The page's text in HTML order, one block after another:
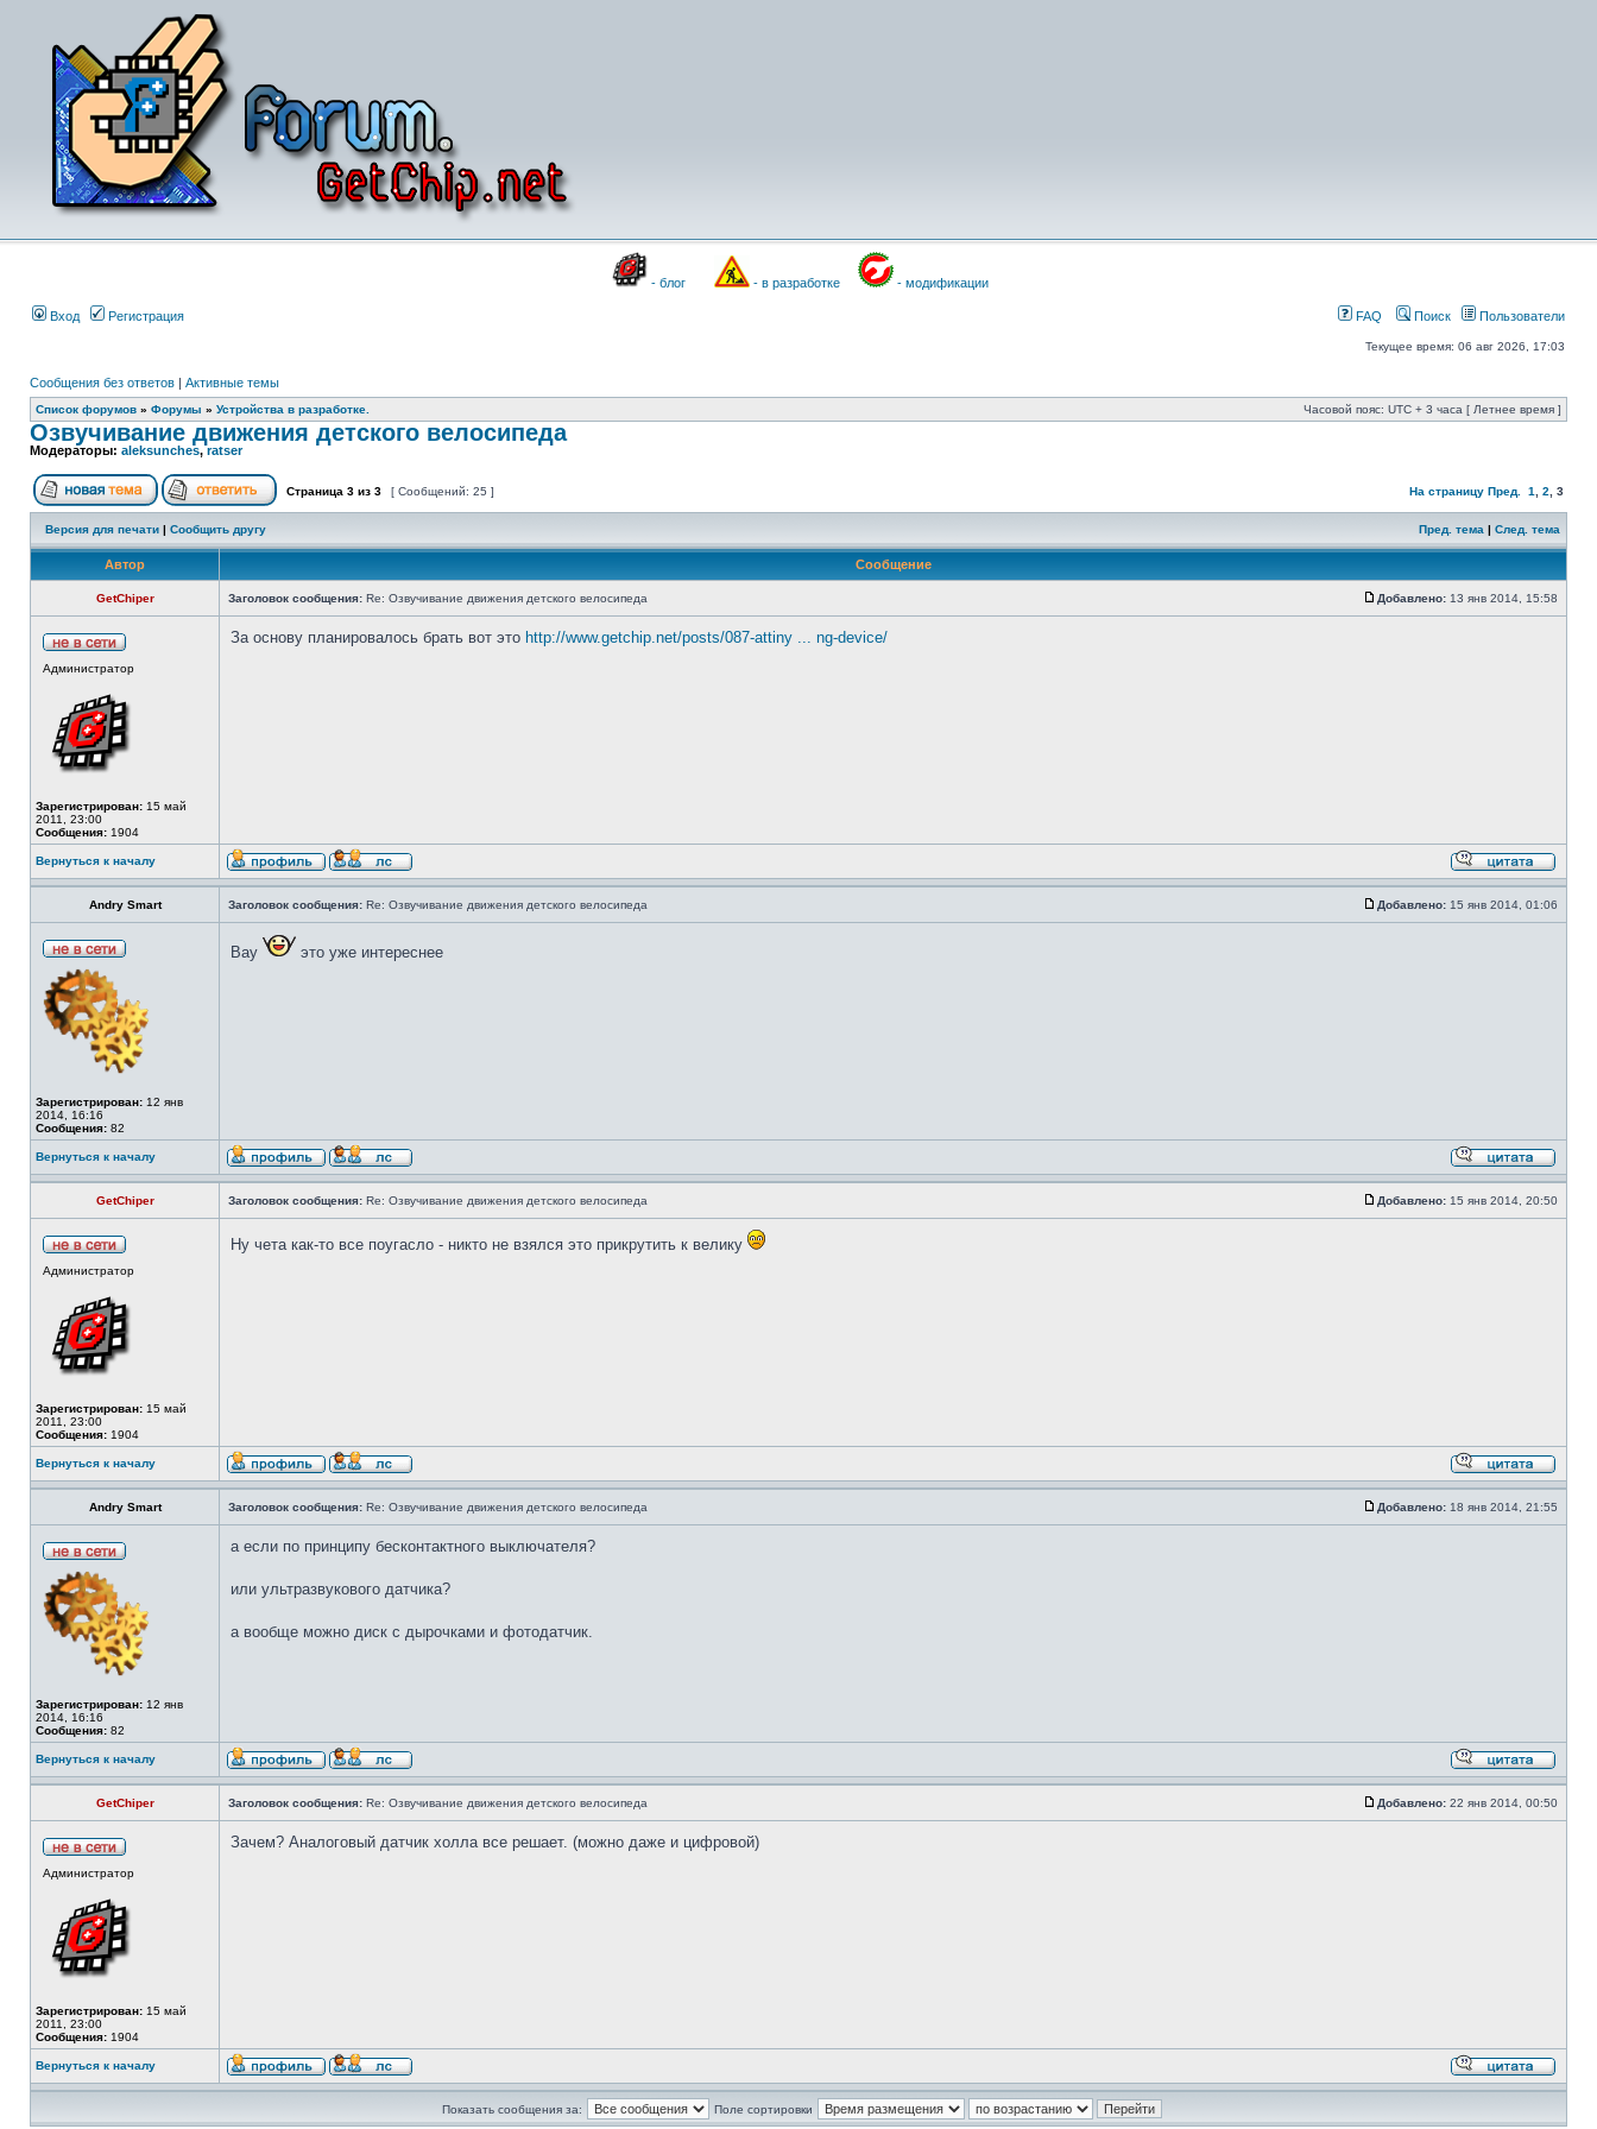
- блог - в разработке - модификации
Вход Регистрация FAQ Поиск Пользователи
Текущее время: 06 авг 2026, 17:03
Сообщения без ответов | Активные темы
Список форумов » Форумы » Устройства в разработке. Часовой пояс: UTC + 3 часа [ Летнее время ]
Озвучивание движения детского велосипеда
Модераторы: aleksunches,ratser
Страница 3 из 3 [ Сообщений: 25 ] На страницу Пред. 1 2 3
Версия для печати | Сообщить другу Пред. тема | След. тема
Автор Сообщение
GetChiper Заголовок сообщения: Re: Озвучивание движения детского велосипеда Добавлено: 13 янв 2014, 15:58
Администратор
Зарегистрирован: 15 май
2011, 23:00
Сообщения: 1904
За основу планировалось брать вот это http://www.getchip.net/posts/087-attiny ... ng-device/
Вернуться к началу
Andry Smart Заголовок сообщения: Re: Озвучивание движения детского велосипеда Добавлено: 15 янв 2014, 01:06
Зарегистрирован: 12 янв
2014, 16:16
Сообщения: 82
Вау это уже интереснее
Вернуться к началу
GetChiper Заголовок сообщения: Re: Озвучивание движения детского велосипеда Добавлено: 15 янв 2014, 20:50
Администратор
Зарегистрирован: 15 май
2011, 23:00
Сообщения: 1904
Ну чета как-то все поугасло - никто не взялся это прикрутить к велику
Вернуться к началу
Andry Smart Заголовок сообщения: Re: Озвучивание движения детского велосипеда Добавлено: 18 янв 2014, 21:55
Зарегистрирован: 12 янв
2014, 16:16
Сообщения: 82
а если по принципу бесконтактного выключателя?
или ультразвукового датчика?
а вообще можно диск с дырочками и фотодатчик.
Вернуться к началу
GetChiper Заголовок сообщения: Re: Озвучивание движения детского велосипеда Добавлено: 22 янв 2014, 00:50
Администратор
Зарегистрирован: 15 май
2011, 23:00
Сообщения: 1904
Зачем? Аналоговый датчик холла все решает. (можно даже и цифровой)
Вернуться к началу
Показать сообщения за: Поле сортировки